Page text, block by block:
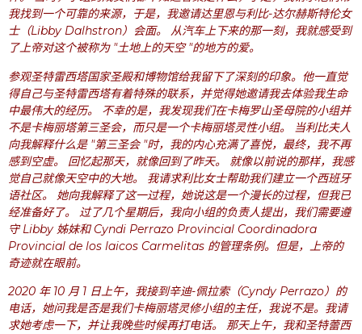
我找到一个可靠的来源，于是，我邀请达里恩与利比-达尔赫斯特伦女
士（Libby Dalhstron）会面。 从汽车上下来的那一刻，我就感受到
了上帝对这个被称为 "土地上的天空 "的地方的爱。
参观圣特雷西塔国家圣殿和博物馆给我留下了深刻的印象。他一直觉
得自己与圣特雷西塔有着特殊的联系，并觉得她邀请我去体验我生命
中最伟大的经历。 不幸的是，我发现我们在卡梅罗山圣母院的小组并
不是卡梅丽塔第三圣会，而只是一个卡梅丽塔灵性小组。 当利比夫人
向我解释什么是 "第三圣会 "时，我的内心充满了喜悦，最终，我不再
感到空虚。 回忆起那天，就像回到了昨天。 就像以前说的那样，我感
觉自己就像天空中的大地。 我请求利比女士帮助我们建立一个西班牙
语社区。 她向我解释了这一过程，她说这是一个漫长的过程，但我已
经准备好了。 过了几个星期后，我向小组的负责人提出，我们需要遵
守 Libby 姊妹和 Cyndi Perrazo Provincial Coordinadora
Provincial de los laicos Carmelitas 的管理条例。但是，上帝的
奇迹就在眼前。
2020 年 10 月 1 日上午，我接到辛迪-佩拉索（Cyndy Perrazo）的
电话，她问我是否是我们卡梅丽塔灵修小组的主任，我说不是。我请
求她考虑一下，并让我晚些时候再打电话。 那天上午，我和圣特蕾西